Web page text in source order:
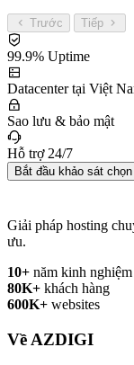
Trước Tiếp
99.9% Uptime
Datacenter tại Việt
Sao lưu & bảo mật
Hỗ trợ 24/7
Bắt đầu khảo sát
Giải pháp hosting
ưu.
10+ năm kinh nghiệm
80K+ khách hàng
600K+ websites
Về AZDIGI